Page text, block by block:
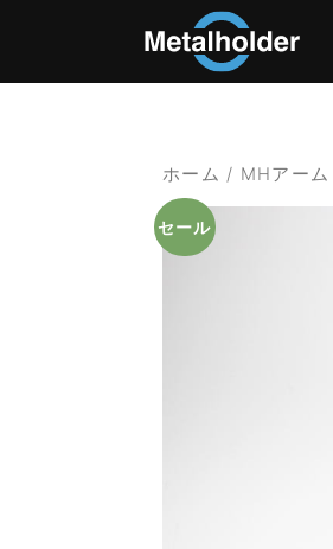
ホーム / MHアーム
セール